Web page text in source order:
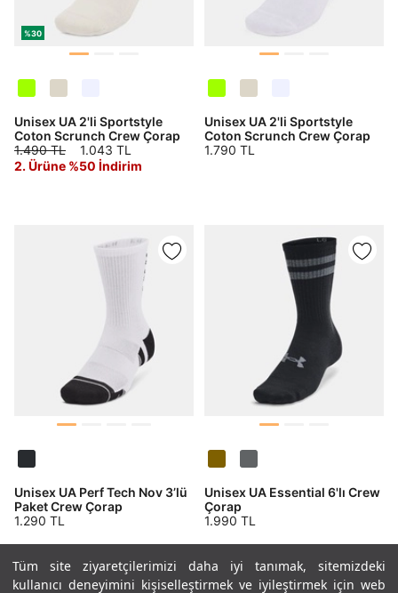
Tüm site ziyaretçilerimizi daha iyi tanımak, sitemizdeki
kullanıcı deneyimini kişiselleştirmek ve iyileştirmek için web
%30
Unisex UA 2'li Sportstyle
Coton Scrunch Crew Çorap
1.490 TL
1.043 TL
2. Ürüne %50 İndirim
Unisex UA 2'li Sportstyle
Coton Scrunch Crew Çorap
1.790 TL
Unisex UA Perf Tech Nov 3’lü
Paket Crew Çorap
1.290 TL
Unisex UA Essential 6'lı Crew
Çorap
1.990 TL